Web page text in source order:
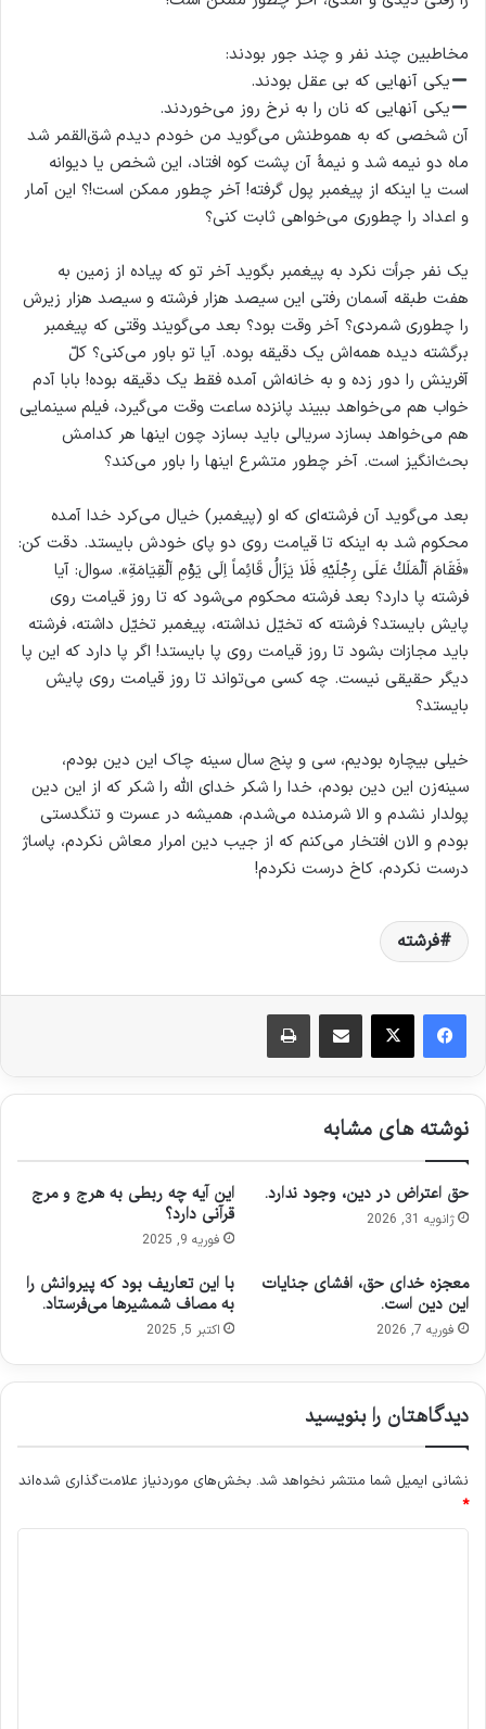
مخاطبین چند نفر و چند جور بودند:
یکی آنهایی که بی‌ عقل بودند.
یکی آنهایی که نان را به نرخ روز می‌خوردند.
آن شخصی که به هموطنش می‌گوید من خودم دیدم شق‌القمر شد
ماه دو نیمه شد و نیمهٔ آن پشت کوه افتاد، این شخص یا دیوانه
است یا اینکه از پیغمبر پول گرفته! آخر چطور ممکن است!؟ این آمار
و اعداد را چطوری می‌خواهی ثابت کنی؟
یک نفر جرأت نکرد به پیغمبر بگوید آخر تو که پیاده از زمین به
هفت طبقه آسمان رفتی این سیصد هزار فرشته و سیصد هزار زیرش
را چطوری شمردی؟ آخر وقت بود؟ بعد می‌گویند وقتی که پیغمبر
برگشته دیده همه‌اش یک دقیقه بوده. آیا تو باور می‌کنی؟ کلّ
آفرینش را دور زده و به خانه‌اش آمده فقط یک دقیقه بوده! بابا آدم
خواب هم می‌خواهد ببیند پانزده ساعت وقت می‌گیرد، فیلم سینمایی
هم می‌خواهد بسازد سریالی باید بسازد چون اینها هر کدامش
بحث‌انگیز است. آخر چطور متشرع اینها را باور می‌کند؟
بعد می‌گوید آن فرشته‌ای که او (پیغمبر) خیال می‌کرد خدا آمده
محکوم شد به اینکه تا قیامت روی دو پای خودش بایستد. دقت کن:
«فَقَامَ اَلْمَلَكُ عَلَى رِجْلَيْهِ فَلَا يَزَالُ قَائِماً اِلَى يَوْمِ اَلْقِيَامَةِ». سوال: آیا
فرشته پا دارد؟ بعد فرشته محکوم می‌شود که تا روز قیامت روی
پایش بایستد؟ فرشته که تخیّل نداشته، پیغمبر تخیّل داشته، فرشته
باید مجازات بشود تا روز قیامت روی پا بایستد! اگر پا دارد که این پا
دیگر حقیقی نیست. چه کسی می‌تواند تا روز قیامت روی پایش
بایستد؟
خیلی بیچاره بودیم، سی و پنج سال سینه چاک این دین بودم،
سینه‌زن این دین بودم، خدا را شکر خدای الله را شکر که از این دین
پولدار نشدم و الا شرمنده می‌شدم، همیشه در عسرت و تنگدستی
بودم و الان افتخار می‌کنم که از جیب دین امرار معاش نکردم، پاساژ
درست نکردم، کاخ درست نکردم!
فرشته
اشتراک گذاری از طریق ایمیل
نوشته های مشابه
حق اعتراض در دین، وجود ندارد.
ژانویه 31, 2026
این آیه چه ربطی به هرج و مرج
قرآنی دارد؟
فوریه 9, 2025
معجزه خدای حق، افشای جنایات
این دین است.
فوریه 7, 2026
با این تعاریف بود که پیروانش را
به مصاف شمشیرها می‌فرستاد.
اکتبر 5, 2025
دیدگاهتان را بنویسید
نشانی ایمیل شما منتشر نخواهد شد. بخش‌های موردنیاز علامت‌گذاری شده‌اند
*